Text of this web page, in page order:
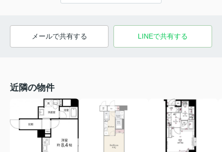
メールで共有する LINEで共有する
近隣の物件